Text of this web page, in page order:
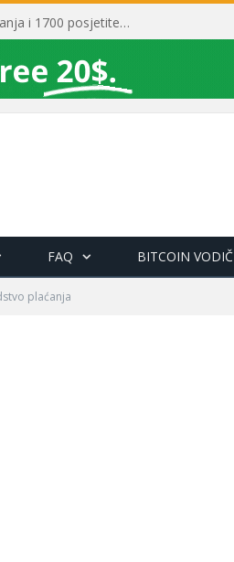
Toni Milun postao “milijarder”! Vrhunska predavanja i 1700 posjetitelja obilježili su mjesec financijske pismenosti
FAQ BITCOIN VODIČ
plaćanja